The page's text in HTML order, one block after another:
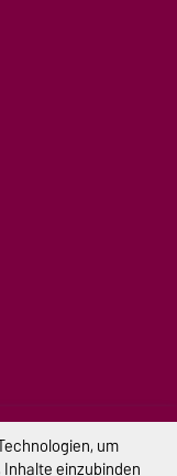
um
einzubinden